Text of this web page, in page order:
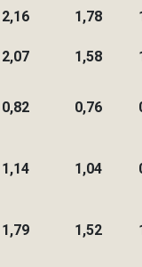
2,16 1,78
2,07 1,58
0,82 0,76
1,14 1,04
1,79 1,52